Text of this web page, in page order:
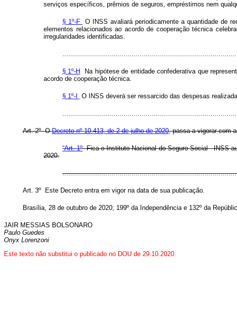
serviços específicos, prêmios de seguros, empréstimos nem
§ 1º-F
O INSS avaliará periodicamente a quantidade de
elementos relacionados ao acordo de cooperação técnica
irregularidades identificadas.
§ 1º-H Na hipótese de entidade confederativa que
acordo de cooperação técnica.
§ 1º-I O INSS deverá ser ressarcido das despesas
Art. 2º ODecreto nº 10.413, de 2 de julho de 2020, passa a vigorar
“Art. 1ºFica o Instituto Nacional do Seguro Social - INSS
2020.
Art. 3º Este Decreto entra em vigor na data de sua publicação.
Brasília, 28 de outubro de 2020; 199º da Independência e 132º da
JAIR MESSIAS BOLSONARO
Paulo Guedes
Onyx Lorenzoni
Este texto não substitui o publicado no DOU de 29.10.2020.